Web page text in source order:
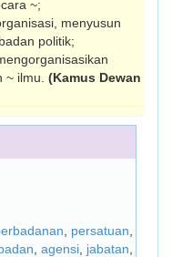
~;
menyusun
politik;
~ ilmu. (Kamus Dewan
persatuan
agensi jabatan